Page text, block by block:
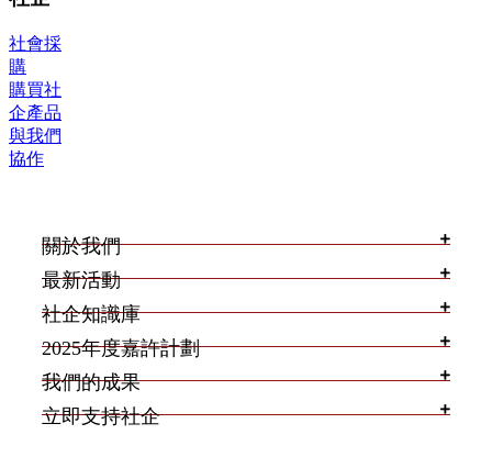
社會採
購
購買社
企產品
與我們
協作
關於我們
最新活動
社企知識庫
2025年度嘉許計劃
我們的成果
立即支持社企